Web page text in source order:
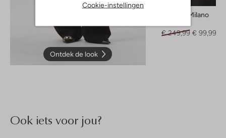
Cookie-instellingen
Ontdek de look
Twinset Milano
€ 249,99 € 99,99
Ook iets voor jou?